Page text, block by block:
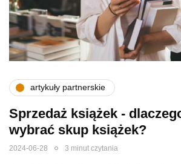
artykuły partnerskie
Sprzedaż książek -
wybrać skup książek?
2024-06-28 3 minut czytania